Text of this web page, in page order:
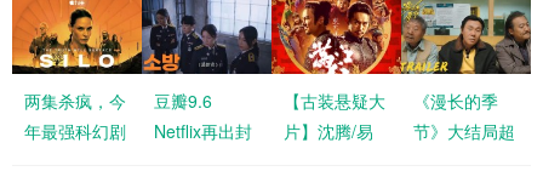
两集杀疯，今
年最强科幻剧
豆瓣9.6
Netflix再出封
【古装悬疑大
片】沈腾/易
《漫长的季
节》大结局超